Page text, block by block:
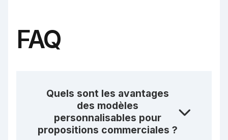
FAQ
Quels sont les avantages
des modèles
personnalisables pour
propositions commerciales ?